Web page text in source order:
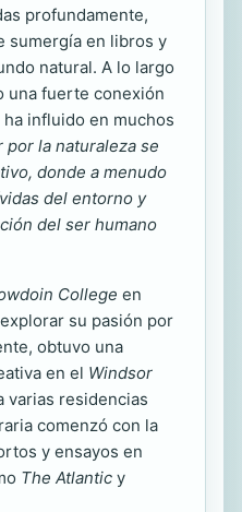
profundamente,
sumergía en libros y
natural. A lo largo
una fuerte conexión
influido en muchos
por la naturaleza se
donde a menudo
del entorno y
del ser humano
College en
su pasión por
obtuvo una
en el Windsor
varias residencias
comenzó con la
y ensayos en
The Atlantic y